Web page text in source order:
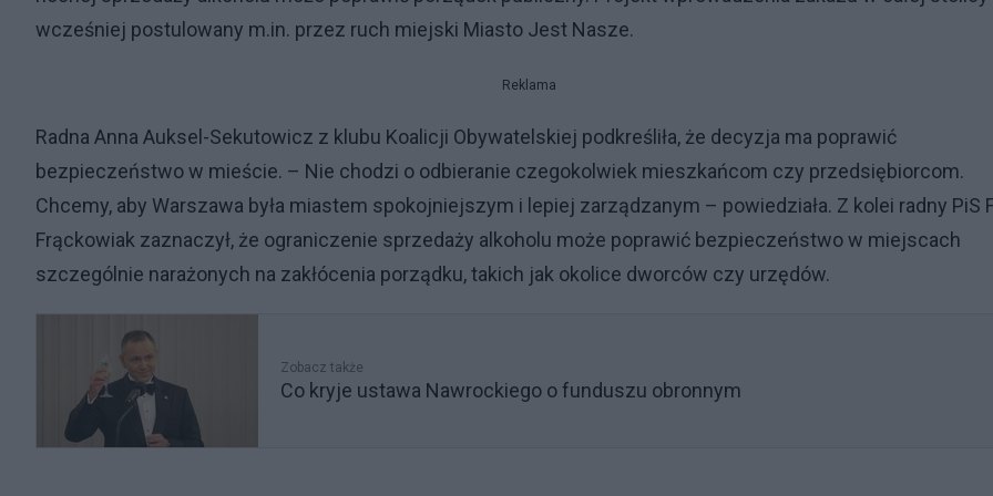
wcześniej postulowany m.in. przez ruch miejski Miasto Jest Nasze.
Reklama
Radna Anna Auksel-Sekutowicz z klubu Koalicji Obywatelskiej podkreśliła, że decyzja ma poprawić
bezpieczeństwo w mieście. – Nie chodzi o odbieranie czegokolwiek mieszkańcom czy przedsiębiorcom.
Chcemy, aby Warszawa była miastem spokojniejszym i lepiej zarządzanym – powiedziała. Z kolei radny PiS
Frąckowiak zaznaczył, że ograniczenie sprzedaży alkoholu może poprawić bezpieczeństwo w miejscach
szczególnie narażonych na zakłócenia porządku, takich jak okolice dworców czy urzędów.
Zobacz także
Co kryje ustawa Nawrockiego o funduszu obronnym